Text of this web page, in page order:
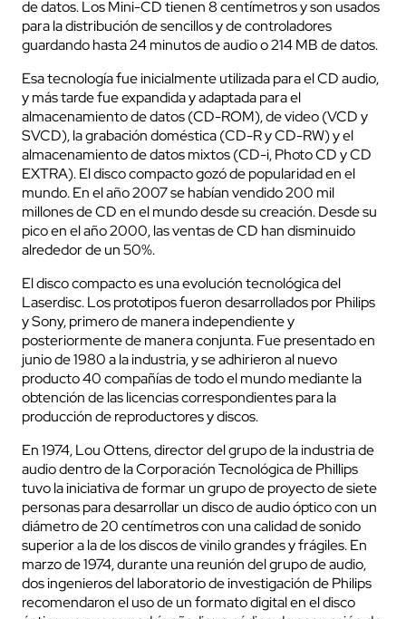
de datos. Los Mini-CD tienen 8 centímetros y son usados
para la distribución de sencillos y de controladores
guardando hasta 24 minutos de audio o 214 MB de datos.
Esa tecnología fue inicialmente utilizada para el CD audio,
y más tarde fue expandida y adaptada para el
almacenamiento de datos (CD-ROM), de video (VCD y
SVCD), la grabación doméstica (CD-R y CD-RW) y el
almacenamiento de datos mixtos (CD-i, Photo CD y CD
EXTRA). El disco compacto gozó de popularidad en el
mundo. En el año 2007 se habían vendido 200 mil
millones de CD en el mundo desde su creación. Desde su
pico en el año 2000, las ventas de CD han disminuido
alrededor de un 50%.
El disco compacto es una evolución tecnológica del
Laserdisc. Los prototipos fueron desarrollados por Philips
y Sony, primero de manera independiente y
posteriormente de manera conjunta. Fue presentado en
junio de 1980 a la industria, y se adhirieron al nuevo
producto 40 compañías de todo el mundo mediante la
obtención de las licencias correspondientes para la
producción de reproductores y discos.
En 1974, Lou Ottens, director del grupo de la industria de
audio dentro de la Corporación Tecnológica de Phillips
tuvo la iniciativa de formar un grupo de proyecto de siete
personas para desarrollar un disco de audio óptico con un
diámetro de 20 centímetros con una calidad de sonido
superior a la de los discos de vinilo grandes y frágiles. En
marzo de 1974, durante una reunión del grupo de audio,
dos ingenieros del laboratorio de investigación de Philips
recomendaron el uso de un formato digital en el disco